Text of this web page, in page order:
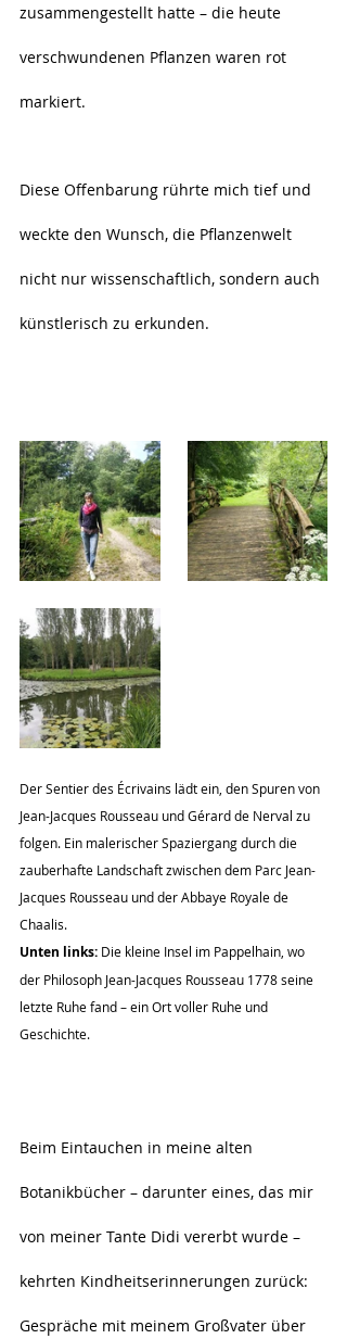
zusammengestellt hatte – die heute
verschwundenen Pflanzen waren rot
markiert.
Diese Offenbarung rührte mich tief und
weckte den Wunsch, die Pflanzenwelt
nicht nur wissenschaftlich, sondern auch
künstlerisch zu erkunden.
Der Sentier des Écrivains lädt ein, den Spuren von
Jean-Jacques Rousseau und Gérard de Nerval zu
folgen. Ein malerischer Spaziergang durch die
zauberhafte Landschaft zwischen dem Parc Jean-
Jacques Rousseau und der Abbaye Royale de
Chaalis.
Unten links: Die kleine Insel im Pappelhain, wo
der Philosoph Jean-Jacques Rousseau 1778 seine
letzte Ruhe fand – ein Ort voller Ruhe und
Geschichte.
Beim Eintauchen in meine alten
Botanikbücher – darunter eines, das mir
von meiner Tante Didi vererbt wurde –
kehrten Kindheitserinnerungen zurück:
Gespräche mit meinem Großvater über